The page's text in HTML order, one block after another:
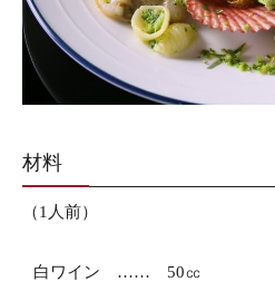
材料
（1人前）
白ワイン
50㏄